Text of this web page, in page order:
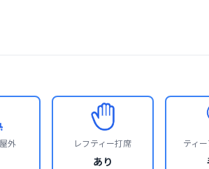
外 レフティー打席
あり
ティ